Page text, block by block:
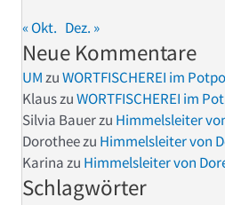
« Okt. Dez. »
Neue Kommentare
UMzuWORTFISCHEREI im
KlauszuWORTFISCHEREI im
Silvia Bauerzu Himmelsleiter
Dorotheezu Himmelsleiter von
Karinazu Himmelsleiter von
Schlagwörter